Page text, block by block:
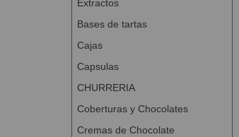
Extractos
Bases de tartas
Cajas
Capsulas
CHURRERIA
Coberturas y Chocolates
Cremas de Chocolate